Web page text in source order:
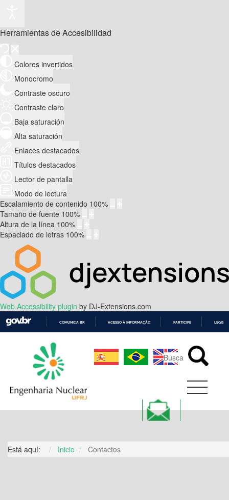
Herramientas de Accesibilidad
Colores invertidos
Monocromo
Contraste oscuro
Contraste claro
Baja saturación
Alta saturación
Enlaces destacados
Títulos destacados
Lector de pantalla
Modo de lectura
Escalamiento de contenido 100%
Tamaño de fuente 100%
Altura de la línea 100%
Espaciado de letras 100%
Web Accessibility plugin by DJ-Extensions.com
CONTEÚDO
COMUNICA BR ACESSO À INFORMAÇÃO PARTICIPE
Está aquí: Inicio Contactos